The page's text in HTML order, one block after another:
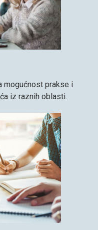
mogućnost prakse i
iz raznih oblasti.